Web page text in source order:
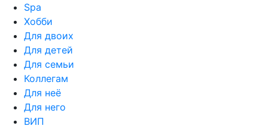
Spa
Хобби
Для двоих
Для детей
Для семьи
Коллегам
Для неё
Для него
ВИП